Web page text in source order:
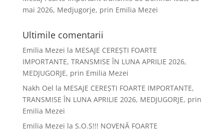
mai 2026, Medjugorje, prin Emilia Mezei
Ultimile comentarii
Emilia Mezei la MESAJE CEREȘTI FOARTE
IMPORTANTE, TRANSMISE ÎN LUNA APRILIE 2026,
MEDJUGORJE, prin Emilia Mezei
Nakh Oel la MESAJE CEREȘTI FOARTE IMPORTANTE,
TRANSMISE ÎN LUNA APRILIE 2026, MEDJUGORJE, prin
Emilia Mezei
Emilia Mezei la S.O.S!!! NOVENĂ FOARTE